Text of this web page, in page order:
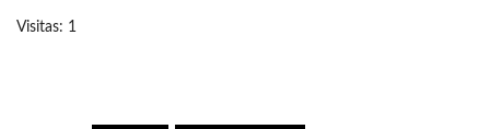
Visitas: 1